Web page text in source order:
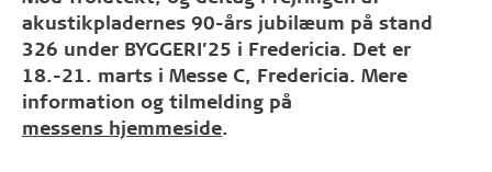
akustikpladernes 90-års jubilæum på stand
326 under BYGGERI’25 i Fredericia. Det er
18.-21. marts i Messe C, Fredericia. Mere
information og tilmelding på
messens hjemmeside.